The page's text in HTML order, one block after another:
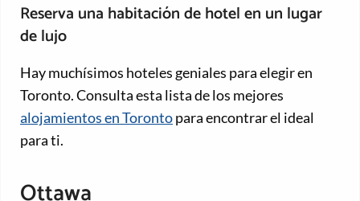
Reserva una habitación de hotel en un lugar
de lujo
Hay muchísimos hoteles geniales para elegir en
Toronto. Consulta esta lista de los mejores
alojamientos en Torontopara encontrar el ideal
para ti.